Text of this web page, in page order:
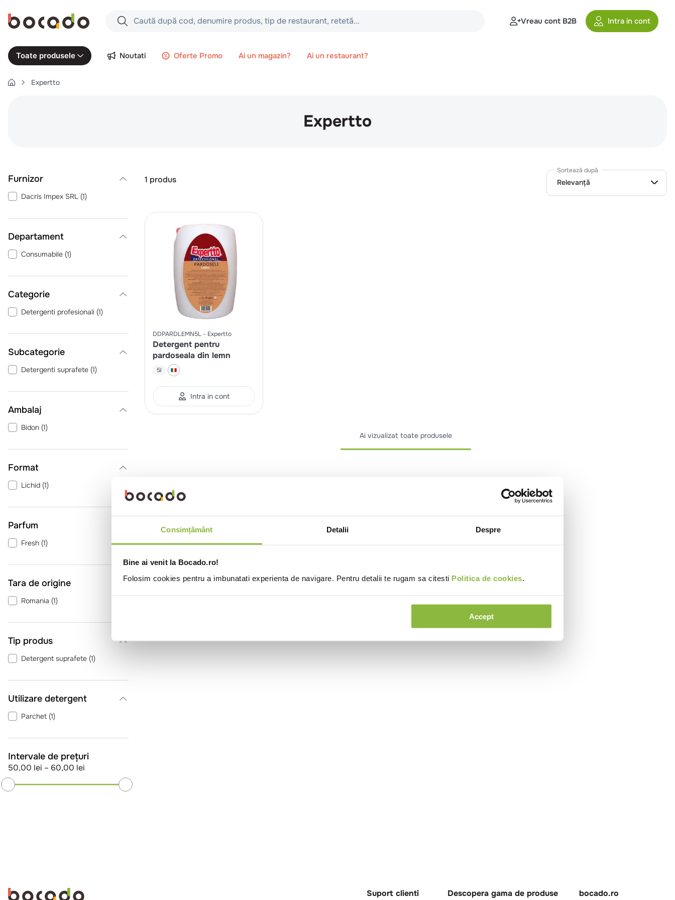
Consimțământ Detalii Despre
Bine ai venit la Bocado.ro!
Folosim cookies pentru a imbunatati experienta de navigare. Pentru detalii te rugam sa citesti Politica de cookies.
Accept
Caută după cod, denumire produs, tip de restaurant, retetă...
Căutări populare
10.pizza
Vreau cont B2B Intra in cont
Toate produsele Noutati Oferte Promo Ai un magazin? Ai un restaurant?
Expertto
Expertto
Dacris Impex SRL (1)
Departament
Consumabile (1)
Categorie
Detergenti profesionali (1)
Detergenti suprafete (1)
Ambalaj
Bidon (1)
Format
Lichid (1)
Parfum
Fresh (1)
Tara de origine
Romania (1)
Tip produs
Detergent suprafete (1)
Utilizare detergent
Parchet (1)
Intervale de prețuri
50,00 lei – 60,00 lei
1 produs
Sortează după
Relevanță
DDPARDLEMN5L Expertto
Detergent pentru
pardoseala din lemn
5l
Intra in cont
Ai vizualizat toate produsele
Suport clienti Descopera gama de produse bocado.ro